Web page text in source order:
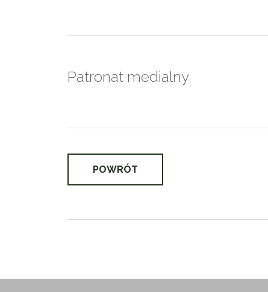
Patronat medialny
POWRÓT